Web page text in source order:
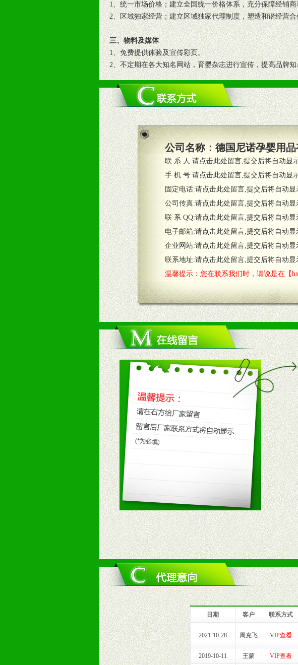
1、统一市场价格；建立全国统一价格体系，充分保障经销
2、区域独家经营；建立区域独家代理制度，塑造和谐经营
三、物料及媒体
1、免费提供体验及宣传彩页。
2、不定期在各大知名网站，育婴杂志进行宣传，提高品牌
3、根据地方实际情况提供销售喷绘画、促销架等销售道具。
四、市场操作及支持
1、根据区域市场协助制定具体营销策略。
2、根据具体情况公司给予必要市场支持。
3、根据市场需要，派驻区域销售人员全程跟踪服务，以确保
4、根据市场情况公司给予专职或兼职的业务代表及终端导
五、退换货制度
1、给予前期市场操作一定比例退换货政策。
2、对于临期，滞销品给予一定比例调换政策。
六、服务优势
1、完善的信息服务咨询中心：本着对代理商负责的态度，我
2、售后服务：突发性产品问题或消费者意见反馈，我们予以
3、我们时刻整理各区销售情况，帮您诊断、分析市场，及
七、招商代理（全国各地）
1、认同我们的经营理念。
2、具备较好商业信誉和资金实力。
3、具备区域内良好的终端网点和销售渠道。
4、具备一定业务团队能力覆盖区域的流通渠道，孕婴童渠
5、具备较强的市场操作意识，投入意识和配合意识。
八、品牌产品
1、不断提升品牌的知名度，美誉度。
2、不断开创新产品不断满足消费者的新需求及适应市场变化
九、加盟优势
1、广告企划支持：产品手册、POP宣传画、三折页及宣传
场武器。
2、市场保护支持：供优质产品，全套合法经营手续，采取
3、对代理商、经销商提供公司资执证明复印件，财务以帐
4、营销技术支持：因地制宜，采取方案，专家顾问团提供
5、返利奖励支持：累计进货奖励，年终完成任务返利。
6、售后服务支持：营销全程跟踪服务，提供企划、咨询、
7、退换货支持：诚信为本的退换货保障制度，使经销商市
十、代理条件
1、拥有婴幼儿产品经销网络，营养品或保健食品相关渠道者
2、认同公司产品及经营理念，有良好的商业道德，良好的
3、严格按照统一最低渠道价格，统一最低零售价销售，保
4、具有一定的资金实力，良好的商业信誉，具备地理区位优
5、为维护区域经销商利益，不得窜货。
十一、公司支持
1、免费人员培训支持
由销售明星、业务拓展能手、专业营养师、儿童营养专家
2、终端宣传品支持
公司名称： 德国尼诺孕婴用品
联 系 人:请点击此处留言,提交后将自动显
手 机 号:请点击此处留言,提交后将自动显
固定电话:请点击此处留言,提交后将自动显
公司传真:请点击此处留言,提交后将自动显
联 系 QQ:请点击此处留言,提交后将自动显
电子邮箱:请点击此处留言,提交后将自动显
企业网站:请点击此处留言,提交后将自动显
联系地址:请点击此处留言,提交后将自动显
温馨提示：您在联系我们时，请说是在【
日期 客户 联系方式
2021-10-28 周克飞 VIP查看
2019-10-11 王蒙 VIP查看